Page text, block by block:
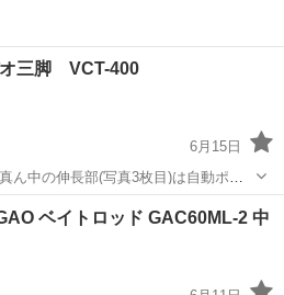
三脚 VCT-400
6月15日
ん中の伸長部(写真3枚目)は自動ポッ
ビがあります。鉄製部分もあるの
。
その他
ベイトロッド GAC60ML-2 中